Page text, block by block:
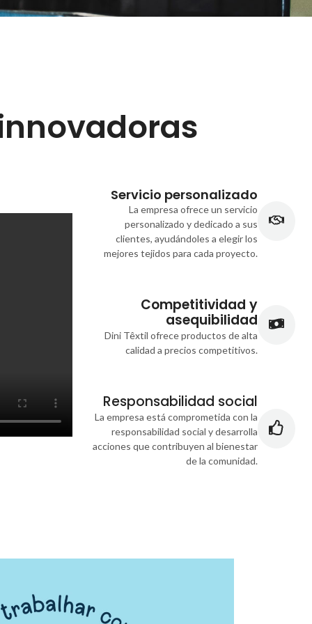
Servicio personalizado
La empresa ofrece un servicio
personalizado y dedicado a sus
clientes, ayudándoles a elegir los
mejores tejidos para cada proyecto.
Competitividad y
asequibilidad
Dini Têxtil ofrece productos de alta
calidad a precios competitivos.
Responsabilidad social
La empresa está comprometida con la
responsabilidad social y desarrolla
acciones que contribuyen al bienestar
de la comunidad.